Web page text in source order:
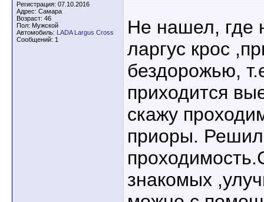
Регистрация: 07.10.2016
Адрес: Самара
Возраст: 46
Пол: Мужской
Автомобиль: LADA Largus Cross
Сообщений: 1
Не нашел, где
ларгус крос
бездорожью,
приходится
скажу
приоры.
знакомых